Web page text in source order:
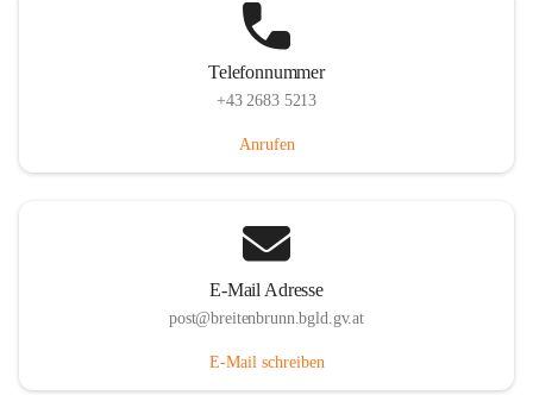
Telefonnummer
+43 2683 5213
Anrufen
E-Mail Adresse
post@breitenbrunn.bgld.gv.at
E-Mail schreiben